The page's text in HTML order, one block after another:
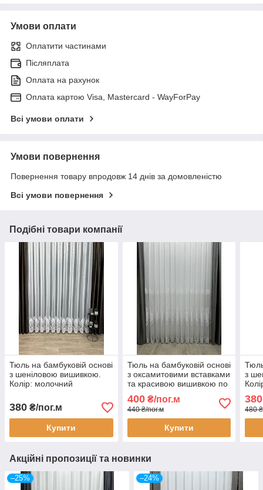
Умови оплати
Оплатити частинами
Післяплата
Оплата на рахунок
Оплата картою Visa, Mastercard - WayForPay
Всі умови оплати
Умови повернення
Повернення товару впродовж 14 днів за домовленістю
Всі умови повернення
Подібні товари компанії
Тюль на бамбуковій основі
з шеніловою вишивкою.
Колір: молочний
380 ₴/пог.м
Купити
Тюль на бамбуковій основі
з оксамитовими вставками
та красивою вишивкою по
низу. Колір: білий
400₴/пог.м
440 ₴/пог.м
Купити
з
380
480
Акційні пропозиції та новинки
–25% –24%